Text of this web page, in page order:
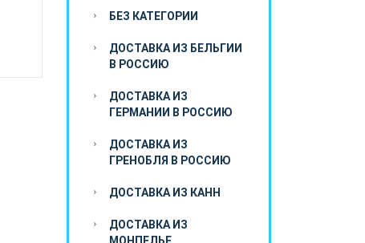
БЕЗ КАТЕГОРИИ
ДОСТАВКА ИЗ БЕЛЬГИИ
В РОССИЮ
ДОСТАВКА ИЗ
ГЕРМАНИИ В РОССИЮ
ДОСТАВКА ИЗ
ГРЕНОБЛЯ В РОССИЮ
ДОСТАВКА ИЗ КАНН
ДОСТАВКА ИЗ